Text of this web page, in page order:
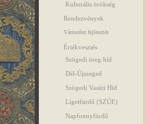
Kulturális örökség
Rendezvények
Városrész fejlesztés
Értékvesztés
Szögedi öreg híd
Dél-Újszeged
Szögedi Vasúti Híd
Ligetfürdő (SZÚE)
Napfonnyfürdő